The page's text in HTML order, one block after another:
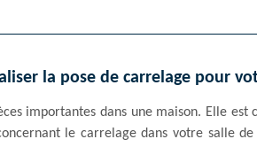
la pose de carrelage pour
importantes dans une maison. Elle
le carrelage dans votre salle